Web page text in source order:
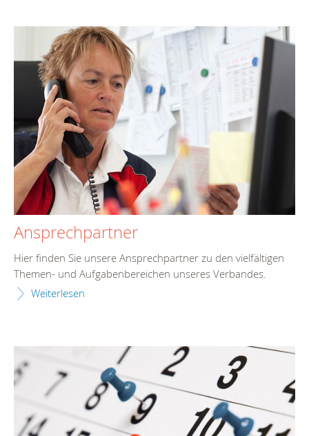
Ansprechpartner
Hier finden Sie unsere Ansprechpartner zu den vielfältigen
Themen- und Aufgabenbereichen unseres Verbandes.
Weiterlesen